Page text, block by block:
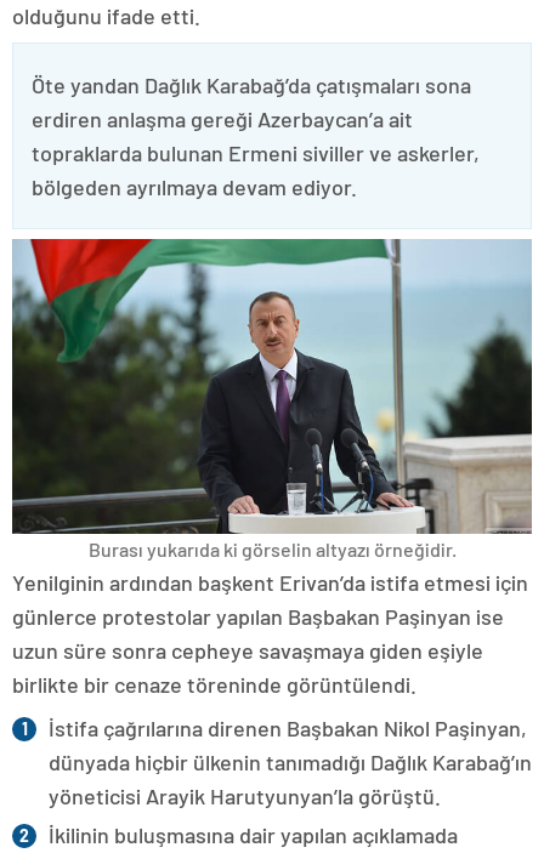
olduğunu ifade etti.
Öte yandan Dağlık Karabağ’da çatışmaları sona
erdiren anlaşma gereği Azerbaycan’a ait
topraklarda bulunan Ermeni siviller ve askerler,
bölgeden ayrılmaya devam ediyor.
Burası yukarıda ki görselin altyazı örneğidir.
Yenilginin ardından başkent Erivan’da istifa etmesi için
günlerce protestolar yapılan Başbakan Paşinyan ise
uzun süre sonra cepheye savaşmaya giden eşiyle
birlikte bir cenaze töreninde görüntülendi.
İstifa çağrılarına direnen Başbakan Nikol Paşinyan,
dünyada hiçbir ülkenin tanımadığı Dağlık Karabağ’ın
yöneticisi Arayik Harutyunyan’la görüştü.
İkilinin buluşmasına dair yapılan açıklamada